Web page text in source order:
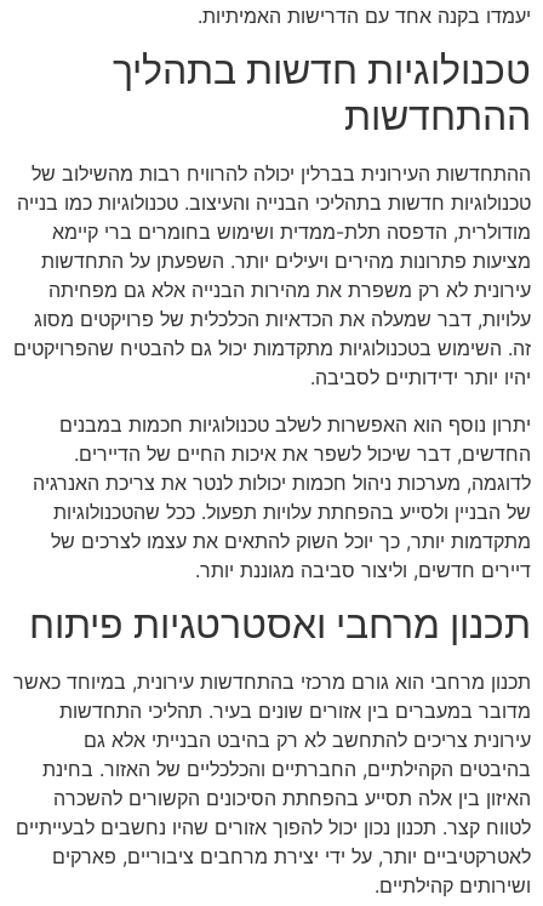
יעמדו בקנה אחד עם הדרישות האמיתיות.
טכנולוגיות חדשות בתהליך
ההתחדשות
ההתחדשות העירונית בברלין יכולה להרוויח רבות מהשילוב של
טכנולוגיות חדשות בתהליכי הבנייה והעיצוב. טכנולוגיות כמו בנייה
מודולרית, הדפסה תלת-ממדית ושימוש בחומרים ברי קיימא
מציעות פתרונות מהירים ויעילים יותר. השפעתן על התחדשות
עירונית לא רק משפרת את מהירות הבנייה אלא גם מפחיתה
עלויות, דבר שמעלה את הכדאיות הכלכלית של פרויקטים מסוג
זה. השימוש בטכנולוגיות מתקדמות יכול גם להבטיח שהפרויקטים
יהיו יותר ידידותיים לסביבה.
יתרון נוסף הוא האפשרות לשלב טכנולוגיות חכמות במבנים
החדשים, דבר שיכול לשפר את איכות החיים של הדיירים.
לדוגמה, מערכות ניהול חכמות יכולות לנטר את צריכת האנרגיה
של הבניין ולסייע בהפחתת עלויות תפעול. ככל שהטכנולוגיות
מתקדמות יותר, כך יוכל השוק להתאים את עצמו לצרכים של
דיירים חדשים, וליצור סביבה מגוננת יותר.
תכנון מרחבי ואסטרטגיות פיתוח
תכנון מרחבי הוא גורם מרכזי בהתחדשות עירונית, במיוחד כאשר
מדובר במעברים בין אזורים שונים בעיר. תהליכי התחדשות
עירונית צריכים להתחשב לא רק בהיבט הבנייתי אלא גם
בהיבטים הקהילתיים, החברתיים והכלכליים של האזור. בחינת
האיזון בין אלה תסייע בהפחתת הסיכונים הקשורים להשכרה
לטווח קצר. תכנון נכון יכול להפוך אזורים שהיו נחשבים לבעייתיים
לאטרקטיביים יותר, על ידי יצירת מרחבים ציבוריים, פארקים
ושירותים קהילתיים.